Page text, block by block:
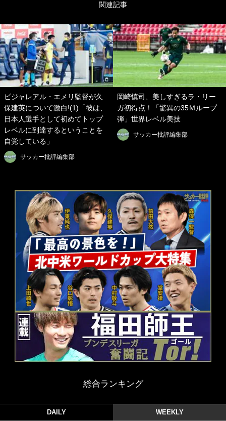
関連記事
ビジャレアル・エメリ監督が久
保建英について激白!(1)「彼は、
日本人選手として初めてトップ
レベルに到達するということを
自覚している」
サッカー批評編集部
岡崎慎司、美しすぎるラ・リー
ガ初得点！「驚異の35Ｍループ
弾」世界レベル美技
サッカー批評編集部
総合ランキング
DAILY WEEKLY